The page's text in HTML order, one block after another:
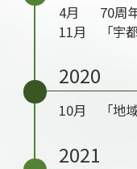
4月
70周
11月
「宇
2020
10月 「地
2021